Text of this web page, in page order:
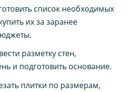
список необходимых
их за заранее
разметку стен,
и подготовить основание.
плитки по размерам,